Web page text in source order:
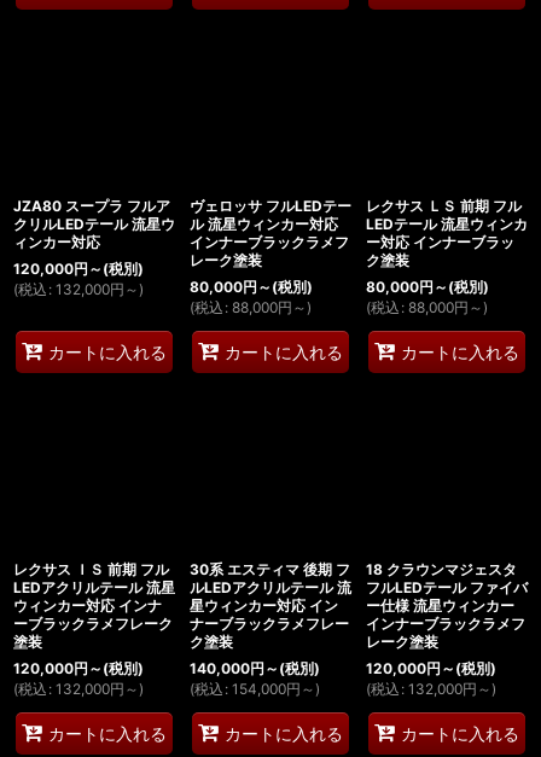
JZA80 スープラ フルア
クリルLEDテール 流星ウ
ィンカー対応
120,000円 ～ (税別)
(税込 : 132,000円 ～)
カートに入れる
ヴェロッサ フルLEDテー
ル 流星ウィンカー対応
インナーブラックラメフ
レーク塗装
80,000円 ～ (税別)
(税込 : 88,000円 ～)
カートに入れる
レクサス ＬＳ 前期 フル
LEDテール 流星ウィンカ
ー対応 インナーブラッ
ク塗装
80,000円 ～ (税別)
(税込 : 88,000円 ～)
カートに入れる
レクサス ＩＳ 前期 フル
LEDアクリルテール 流星
ウィンカー対応 インナ
ーブラックラメフレーク
塗装
120,000円 ～ (税別)
(税込 : 132,000円 ～)
カートに入れる
30系 エスティマ 後期 フ
ルLEDアクリルテール 流
星ウィンカー対応 イン
ナーブラックラメフレー
ク塗装
140,000円 ～ (税別)
(税込 : 154,000円 ～)
カートに入れる
18 クラウンマジェスタ
フルLEDテール ファイバ
ー仕様 流星ウィンカー
インナーブラックラメフ
レーク塗装
120,000円 ～ (税別)
(税込 : 132,000円 ～)
カートに入れる